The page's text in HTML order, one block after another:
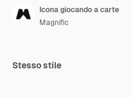
Icona giocando a carte
Magnific
Stesso stile